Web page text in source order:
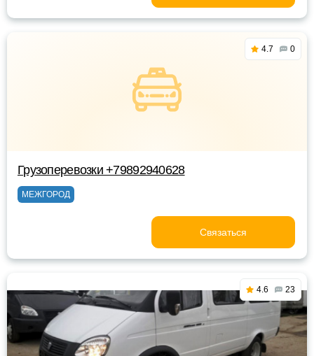
4.7 0
Грузоперевозки +79892940628
МЕЖГОРОД
Связаться
4.6 23